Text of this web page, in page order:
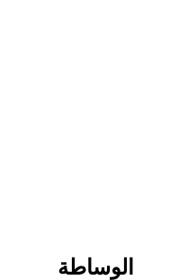
الوساطة